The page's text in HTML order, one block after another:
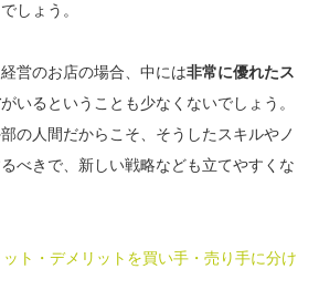
しょう。
営のお店の場合、中には非常に優れたス
がいるということも少なくないでしょう。
の人間だからこそ、そうしたスキルやノ
べきで、 新しい戦略なども立てやすくな
ト・デメリットを買い手・売り手に分け